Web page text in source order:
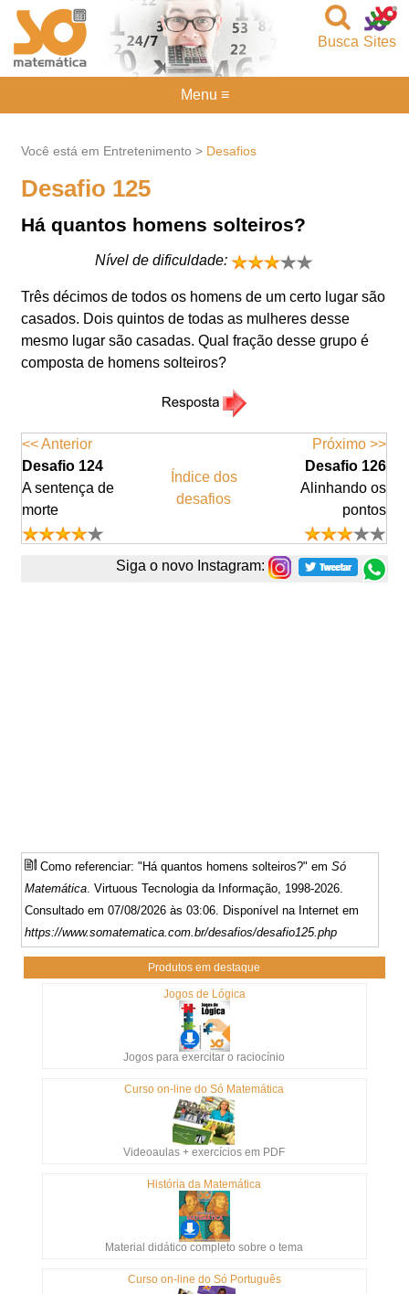
Sites
Busca
Você está em Entretenimento > Desafios
Desafio 125
Há quantos homens solteiros?
Nível de dificuldade:
Três décimos de todos os homens de um certo lugar são
casados. Dois quintos de todas as mulheres desse
mesmo lugar são casadas. Qual fração desse grupo é
composta de homens solteiros?
<< Anterior
Desafio 124
A sentença de
morte
Índice dos
desafios
Próximo >>
Desafio 126
Alinhando os
pontos
Siga o novo Instagram:
Como referenciar: "Há quantos homens solteiros?" emSó
Matemática. Virtuous Tecnologia da Informação, 1998-2026.
Consultado em 07/08/2026 às 03:06. Disponível na Internet em
https://www.somatematica.com.br/desafios/desafio125.php
Produtos em destaque
Jogos de Lógica
Jogos para exercitar o raciocínio
Curso on-line do Só Matemática
Videoaulas + exercícios em PDF
História da Matemática
Material didático completo sobre o tema
Curso on-line do Só Português